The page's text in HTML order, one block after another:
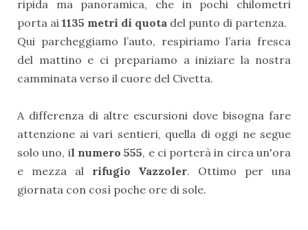
ripida ma panoramica, che in pochi chilometri
porta ai 1135 metri di quota del punto di partenza.
Qui parcheggiamo l’auto, respiriamo l’aria fresca
del mattino e ci prepariamo a iniziare la nostra
camminata verso il cuore del Civetta.
A differenza di altre escursioni dove bisogna fare
attenzione ai vari sentieri, quella di oggi ne segue
solo uno, il numero 555, e ci porterà in circa un'ora
e mezza al rifugio Vazzoler. Ottimo per una
giornata con così poche ore di sole.